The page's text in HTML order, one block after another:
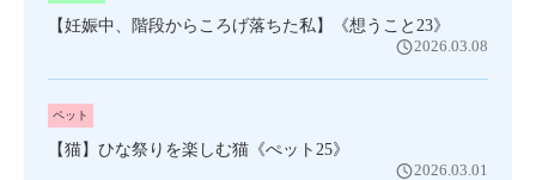
【妊娠中、階段からころげ落ちた私】《想うこと23》
2026.03.08
ペット
【猫】ひな祭りを楽しむ猫《ぺット25》
2026.03.01